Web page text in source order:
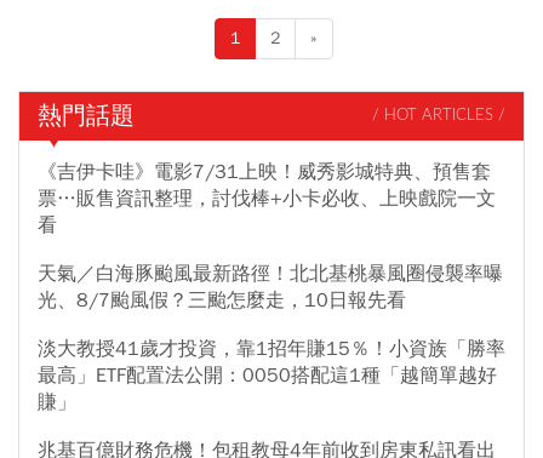
1 2 »
熱門話題 / HOT ARTICLES /
《吉伊卡哇》電影7/31上映！威秀影城特典、預售套
票…販售資訊整理，討伐棒+小卡必收、上映戲院一文
看
天氣／白海豚颱風最新路徑！北北基桃暴風圈侵襲率曝
光、8/7颱風假？三颱怎麼走，10日報先看
淡大教授41歲才投資，靠1招年賺15％！小資族「勝率
最高」ETF配置法公開：0050搭配這1種「越簡單越好
賺」
兆基百億財務危機！包租教母4年前收到房東私訊看出